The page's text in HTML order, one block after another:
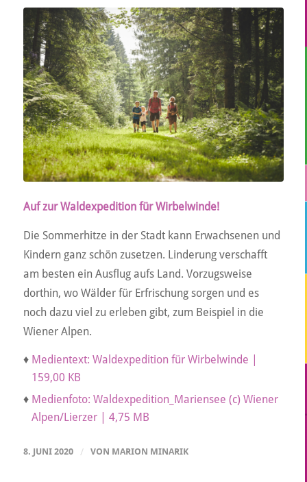
Auf zur Waldexpedition für Wirbelwinde!
Die Sommerhitze in der Stadt kann Erwachsenen und
Kindern ganz schön zusetzen. Linderung verschafft
am besten ein Ausflug aufs Land. Vorzugsweise
dorthin, wo Wälder für Erfrischung sorgen und es
noch dazu viel zu erleben gibt, zum Beispiel in die
Wiener Alpen.
♦ Medientext: Waldexpedition für Wirbelwinde |
159,00 KB
♦ Medienfoto: Waldexpedition_Mariensee (c) Wiener
Alpen/Lierzer | 4,75 MB
8. JUNI 2020 / VON MARION MINARIK